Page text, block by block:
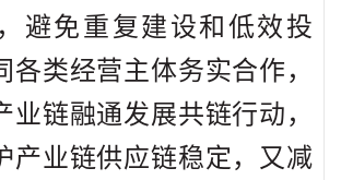
避免重复建设和低效投
各类经营主体务实合作，
业链融通发展共链行动，
产业链供应链稳定，又减